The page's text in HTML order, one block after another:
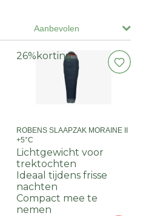
Aanbevolen
26% korting
ROBENS SLAAPZAK MORAINE II
+5°C
Lichtgewicht voor
trektochten
Ideaal tijdens frisse
nachten
Compact mee te
nemen